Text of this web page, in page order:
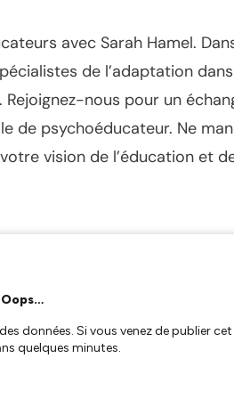
avec Sarah Hamel.
de l’adaptation
nous pour un
de psychoéducateur. Ne
vision de l’éducation et